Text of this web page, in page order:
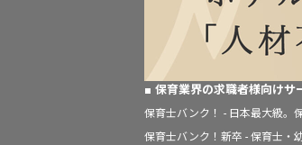
保育業界の求職者様向けサ
保育士バンク！ - 日本最大級。
保育士バンク！新卒 - 保育士・